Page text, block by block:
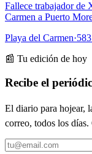
Fallece trabajador de
Carmen a Puerto
Playa del Carmen·583
📰 Tu edición de hoy
Recibe el
El diario para hojear,
correo, todos los